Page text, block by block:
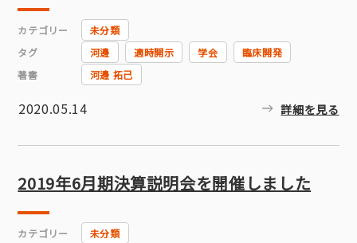
カテゴリー
未分類
タグ
河邊 適時開示 学会
臨床開発
著書
河邊 拓己
2020.05.14 詳細を見る
2019年6月期決算説明会を開催しました
カテゴリー
未分類